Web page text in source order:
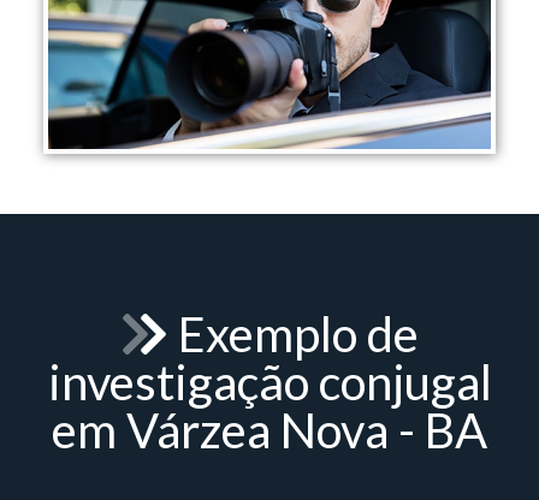
Exemplo de
investigação conjugal
em Várzea Nova - BA